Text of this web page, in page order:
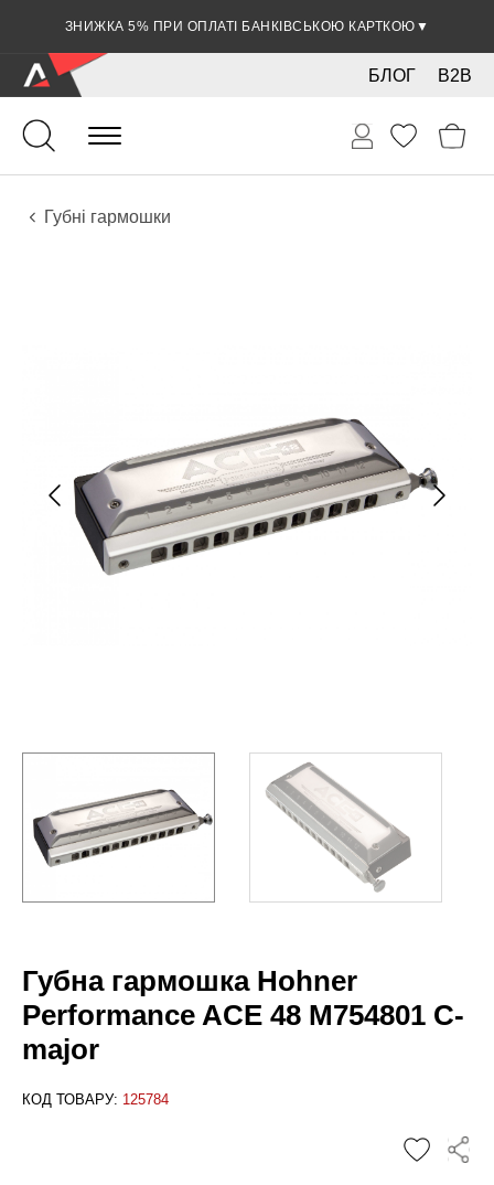
ЗНИЖКА 5% ПРИ ОПЛАТІ БАНКІВСЬКОЮ КАРТКОЮ ▼
B2B
БЛОГ
Духові
Губні гармошки
Інструменти
Губні гармошки
Губна гармошка Hohner
Performance ACE 48 M754801 C-
major
КОД ТОВАРУ: 125784